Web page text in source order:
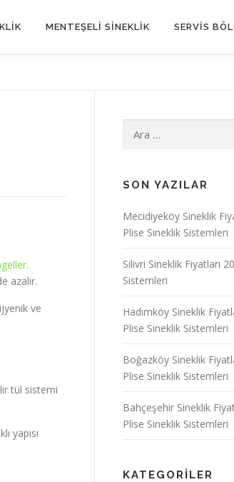
MENTEŞELİ SİNEKLİK SERVIS
azalır.
ve
tül sistemi
yapısı
SON YAZILAR
Mecidiyeköy Sineklik
Plise Sineklik Sistemleri
Silivri Sineklik Fiyatları
Sistemleri
Hadımköy Sineklik
Plise Sineklik Sistemleri
Boğazköy Sineklik
Plise Sineklik Sistemleri
Bahçeşehir Sineklik
Plise Sineklik Sistemleri
KATEGORILER